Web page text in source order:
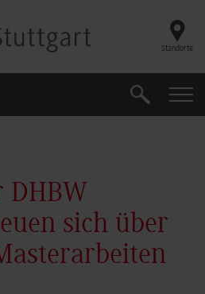
Standorte
Suche
sich über